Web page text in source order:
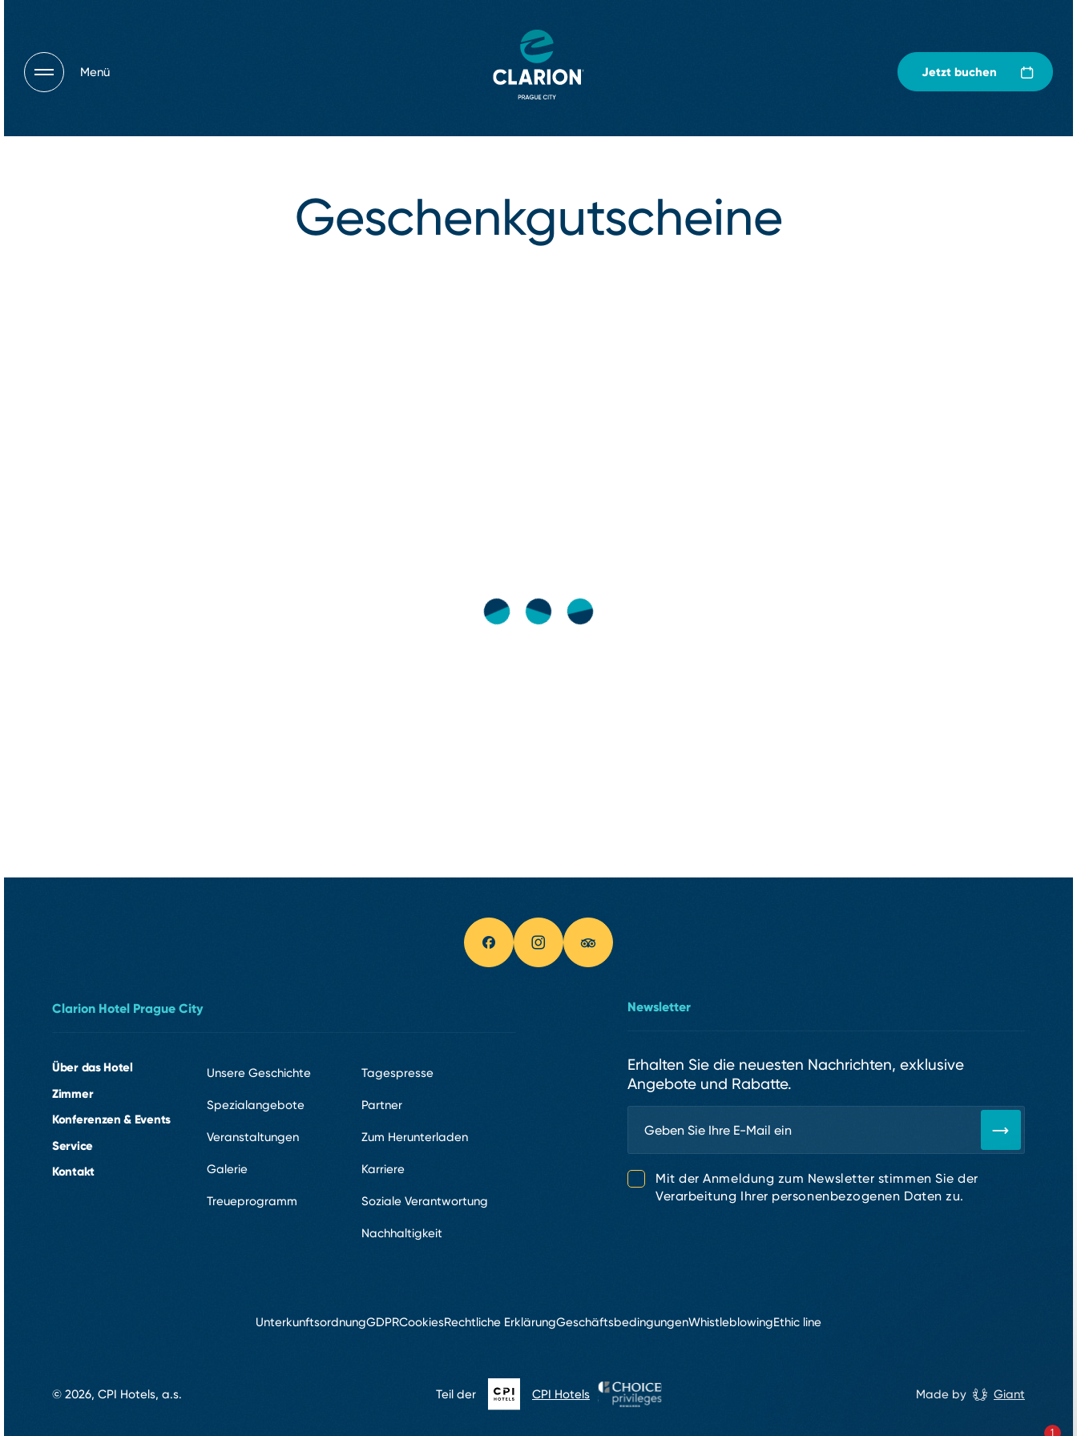
Menü Jetzt buchen
Geschenkgutscheine
Clarion Hotel Prague City
Über das Hotel
Zimmer
Konferenzen & Events
Service
Kontakt
Unsere Geschichte
Spezialangebote
Veranstaltungen
Galerie
Treueprogramm
Tagespresse
Partner
Zum Herunterladen
Karriere
Soziale Verantwortung
Nachhaltigkeit
Newsletter
Erhalten Sie die neuesten Nachrichten, exklusive
Angebote und Rabatte.
Mit der Anmeldung zum Newsletter stimmen Sie der
Verarbeitung Ihrer personenbezogenen Daten zu.
UnterkunftsordnungGDPRCookiesRechtliche ErklärungGeschäftsbedingungenWhistleblowingEthic line
© 2026, CPI Hotels, a.s. Teil der CPI Hotels Made by Giant
1